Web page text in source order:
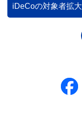
iDeCoの対象者拡大